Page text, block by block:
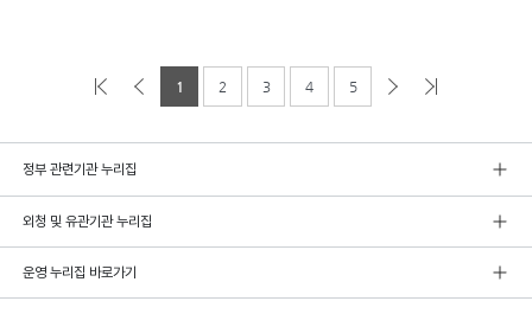
1 2 3 4 5
정부 관련기관 누리집
외청 및 유관기관 누리집
운영 누리집 바로가기